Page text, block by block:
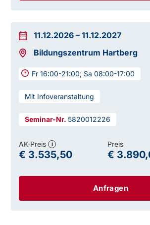
11.12.2026 –11.12.2027
Bildungszentrum Hartberg
Fr 16:00-21:00; Sa 08:00-17:00
Mit Infoveranstaltung
5820012226
Anfragen
AK-Preis i
€ 3.535,50
Preis
€